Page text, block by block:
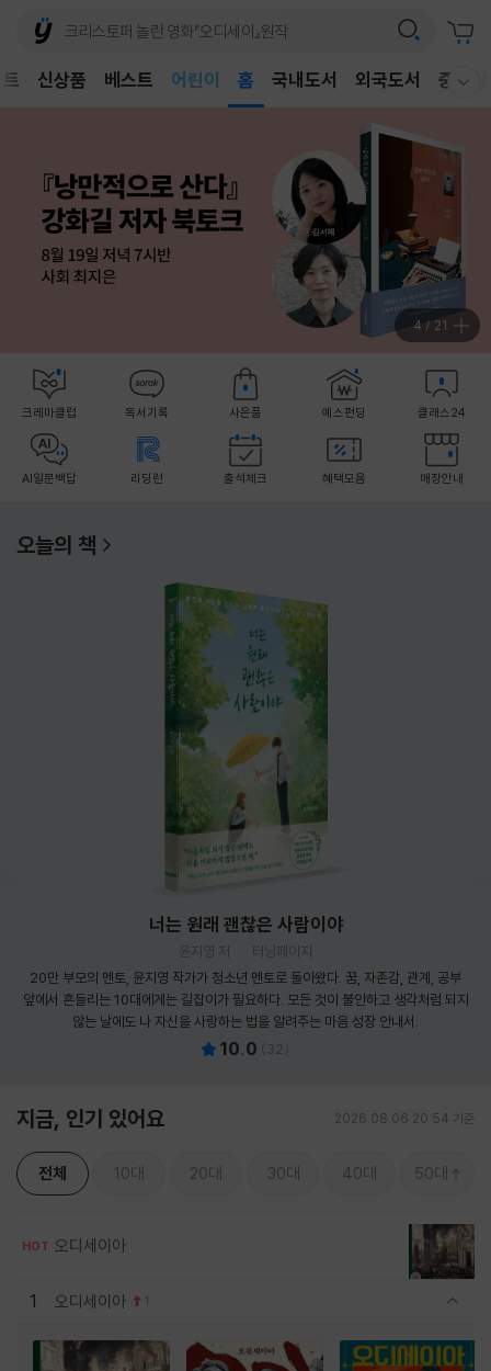
신상품 베스트
어린이
홈 국내도서 외국도서 중고샵
4 / 21
크레마클럽 독서기록 사은품 예스펀딩 클래스24
AI일문백답 리딩런 출석체크 혜택모음 매장안내
오늘의 책
너는 원래 괜찮은 사람이야
윤지영 저
터닝페이지
20만 부모의 멘토, 윤지영 작가가 청소년 멘토로 돌아왔다. 꿈, 자존감, 관계, 공부
앞에서 흔들리는 10대에게는 길잡이가 필요하다. 모든 것이 불안하고 생각처럼 되지
않는 날에도 나 자신을 사랑하는 법을 알려주는 마음 성장 안내서.
10.0 ( 32 )
지금, 인기 있어요 2026.08.06 20:54 기준
전체 10대 20대 30대 40대 50대
HOT 오디세이아
1 오디세이아 1